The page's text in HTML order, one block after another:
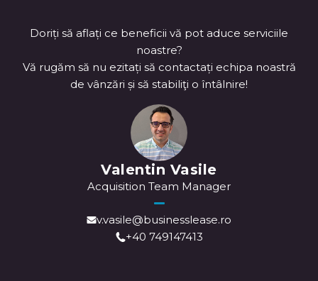
Doriți să aflați ce beneficii vă pot aduce serviciile
noastre?
Vă rugăm să nu ezitați să contactați echipa noastră
de vânzări și să stabiliţi o întâlnire!
Valentin Vasile
Acquisition Team Manager
v.vasile@businesslease.ro
+40 749147413